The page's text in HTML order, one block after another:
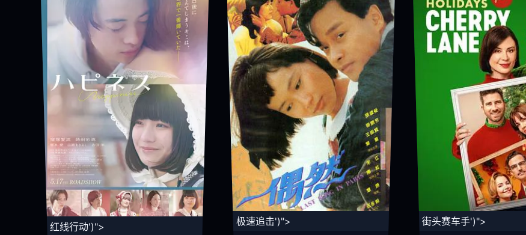
⚡ 红线行动')"> ⚡ 极速追击')"> ⚡ 街头赛车手')">